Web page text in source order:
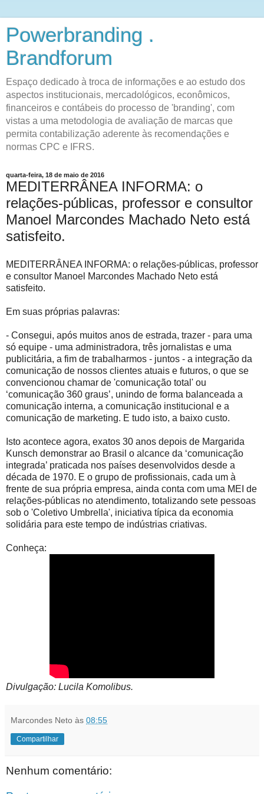
Powerbranding .
Brandforum
Espaço dedicado à troca de informações e ao estudo dos
aspectos institucionais, mercadológicos, econômicos,
financeiros e contábeis do processo de 'branding', com
vistas a uma metodologia de avaliação de marcas que
permita contabilização aderente às recomendações e
normas CPC e IFRS.
quarta-feira, 18 de maio de 2016
MEDITERRÂNEA INFORMA: o
relações-públicas, professor e consultor
Manoel Marcondes Machado Neto está
satisfeito.
MEDITERRÂNEA INFORMA: o relações-públicas, professor
e consultor Manoel Marcondes Machado Neto está
satisfeito.
Em suas próprias palavras:
- Consegui, após muitos anos de estrada, trazer - para uma
só equipe - uma administradora, três jornalistas e uma
publicitária, a fim de trabalharmos - juntos - a integração da
comunicação de nossos clientes atuais e futuros, o que se
convencionou chamar de 'comunicação total' ou
‘comunicação 360 graus’, unindo de forma balanceada a
comunicação interna, a comunicação institucional e a
comunicação de marketing. E tudo isto, a baixo custo.
Isto acontece agora, exatos 30 anos depois de Margarida
Kunsch demonstrar ao Brasil o alcance da ‘comunicação
integrada’ praticada nos países desenvolvidos desde a
década de 1970. E o grupo de profissionais, cada um à
frente de sua própria empresa, ainda conta com uma MEI de
relações-públicas no atendimento, totalizando sete pessoas
sob o 'Coletivo Umbrella', iniciativa típica da economia
solidária para este tempo de indústrias criativas.
Conheça:
Divulgação: Lucila Komolibus.
Marcondes Neto às 08:55
Compartilhar
Nenhum comentário: